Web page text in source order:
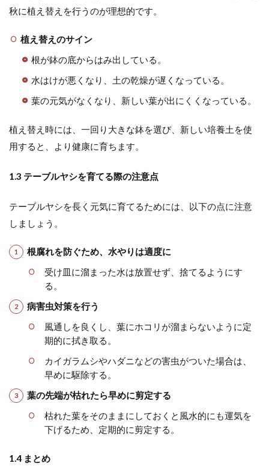
秋に植え替えを行うのが理想的です。
植え替えのサイン
根が鉢の底からはみ出している。
水はけが悪くなり、土の乾燥が遅くなっている。
葉の元気がなくなり、新しい葉が出にくくなっている。
植え替え時には、一回り大きな鉢を選び、新しい培養土を使
用すると、より健康に育ちます。
1.3 テーブルヤシを育てる際の注意点
テーブルヤシを長く元気に育てるためには、以下の点に注意
しましょう。
根腐れを防ぐため、水やりは適度に
受け皿に溜まった水は放置せず、捨てるようにす
る。
病害虫対策を行う
風通しを良くし、葉にホコリが溜まらないように定
期的に拭き取る。
カイガラムシやハダニなどの害虫がついた場合は、
早めに駆除する。
葉の先端が枯れたら早めに剪定する
枯れた葉をそのままにしておくと風水的にも運気を
下げるため、定期的に剪定する。
1.4 まとめ